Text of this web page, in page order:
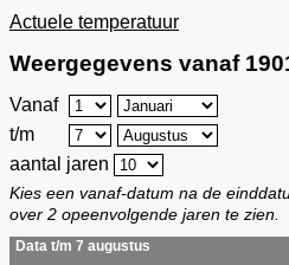
Actuele temperatuur
Weergegevens vanaf
Vanaf
t/m
aantal jaren
Kies een vanaf-datum na de
over 2 opeenvolgende jaren te zien.
Data t/m 7 augustus